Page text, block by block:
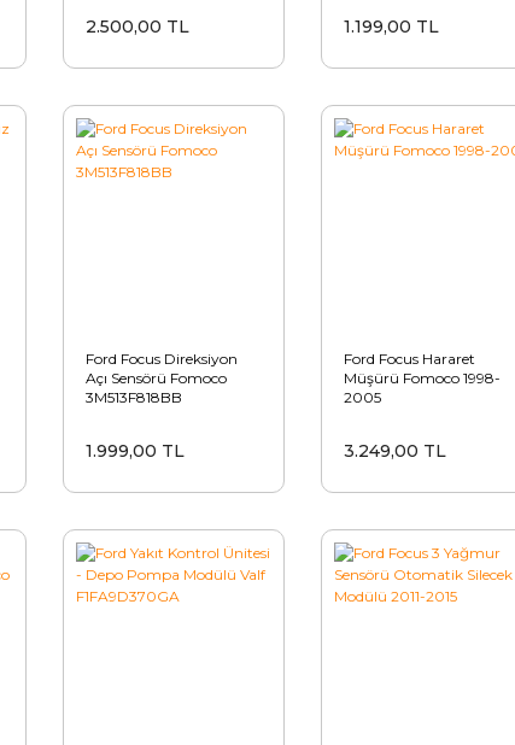
2.500,00 TL 1.199,00 TL
Ford Focus Direksiyon
Açı Sensörü Fomoco
3M513F818BB
1.999,00 TL
Ford Focus Hararet
Müşürü Fomoco 1998-
2005
3.249,00 TL